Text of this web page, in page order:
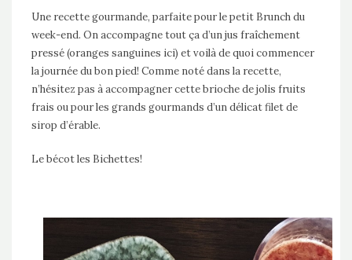
Une recette gourmande, parfaite pour le petit Brunch du
week-end. On accompagne tout ça d’un jus fraîchement
pressé (oranges sanguines ici) et voilà de quoi commencer
la journée du bon pied! Comme noté dans la recette,
n’hésitez pas à accompagner cette brioche de jolis fruits
frais ou pour les grands gourmands d’un délicat filet de
sirop d’érable.
Le bécot les Bichettes!